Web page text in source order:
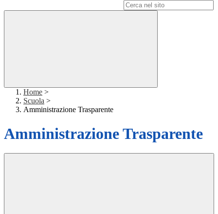
Home >
Scuola >
Amministrazione Trasparente
Amministrazione Trasparente